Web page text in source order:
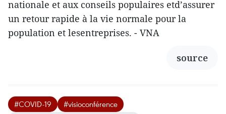
nationale et aux conseils populaires etd’assurer
un retour rapide à la vie normale pour la
population et lesentreprises. - VNA
source
#COVID-19
#visioconférence